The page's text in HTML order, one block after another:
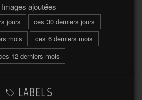
Images ajoutées
jours
ces 30 derniers jours
mois
ces 6 derniers mois
12 derniers mois
LABELS